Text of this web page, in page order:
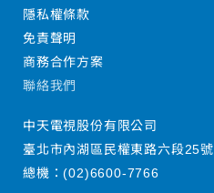
隱私權條款
免責聲明
商務合作方案
聯絡我們
中天電視股份有限公司
臺北市內湖區民權東路六段25號
總機：(02)6600-7766